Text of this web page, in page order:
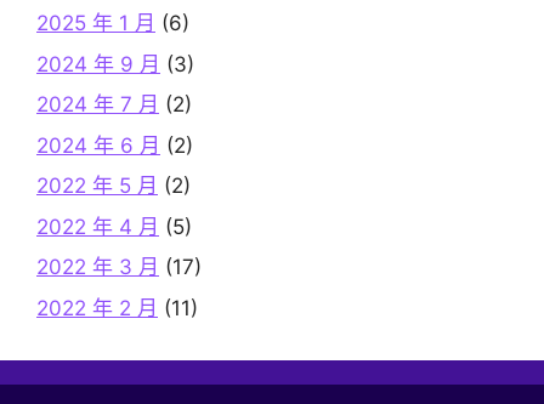
2025 年 1 月 (6)
2024 年 9 月 (3)
2024 年 7 月 (2)
2024 年 6 月 (2)
2022 年 5 月 (2)
2022 年 4 月 (5)
2022 年 3 月 (17)
2022 年 2 月 (11)